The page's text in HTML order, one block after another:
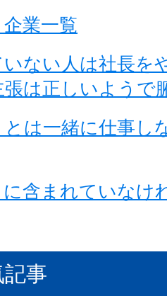
業一覧
いない人は社長を
は正しいようで
とは一緒に仕事し
に含まれていなけ
事